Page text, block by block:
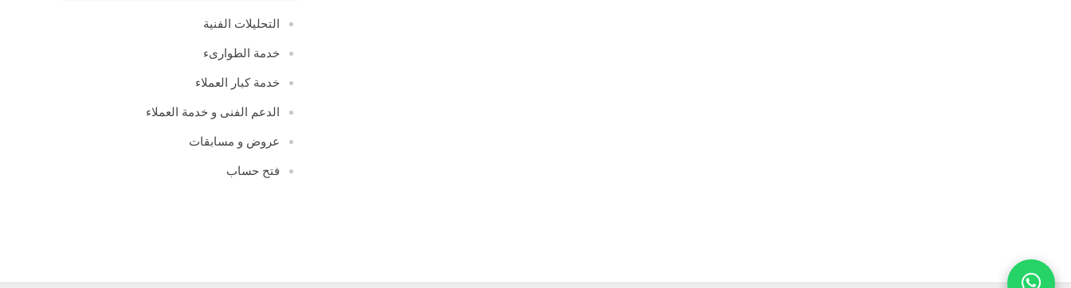
التحليلات الفنية
خدمة الطوارىء
خدمة كبار العملاء
الدعم الفنى و خدمة العملاء
عروض و مسابقات
فتح حساب